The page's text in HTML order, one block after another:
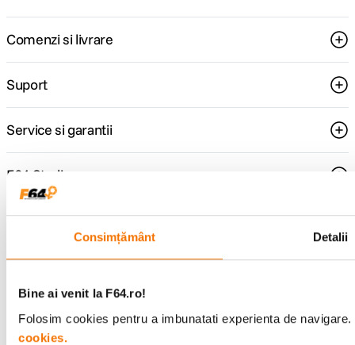
Consimțământ Detalii
Bine ai venit la F64.ro!
Folosim cookies pentru a imbunatati experienta de
cookies.
Comenzi si livrare
Suport
Service si garantii
F64 Studio
Urmareste-ne
Metode de plata